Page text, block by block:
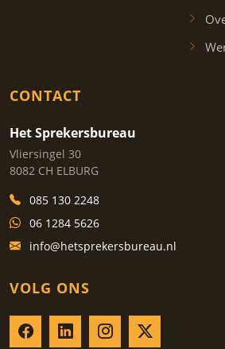
CONTACT
Het Sprekersbureau
Vliersingel 30
8082 CH ELBURG
085 130 2248
06 1284 5626
info@hetsprekersbureau.nl
VOLG ONS